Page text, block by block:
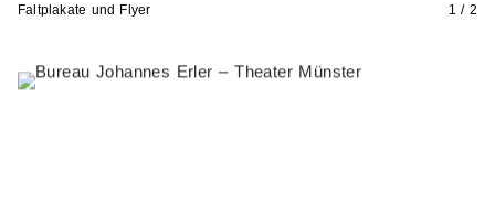
Faltplakate und Flyer 1 / 2